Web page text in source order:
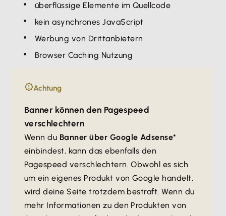
überflüssige Elemente im Quellcode
kein asynchrones JavaScript
Werbung von Drittanbietern
Browser Caching Nutzung
Achtung
Banner können den Pagespeed
verschlechtern
Wenn du Banner über Google Adsense*
einbindest, kann das ebenfalls den
Pagespeed verschlechtern. Obwohl es sich
um ein eigenes Produkt von Google handelt,
wird deine Seite trotzdem bestraft. Wenn du
mehr Informationen zu den Produkten von